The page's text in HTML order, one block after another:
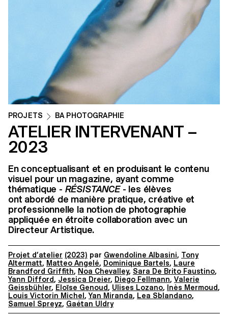
PROJETS BA PHOTOGRAPHIE
ATELIER INTERVENANT –
2023
En conceptualisant et en produisant le contenu
visuel pour un magazine, ayant comme
thématique - RÉSISTANCE- les élèves
ont abordé de manière pratique, créative et
professionnelle la notion de photographie
appliquée en étroite collaboration avec un
Directeur Artistique.
Projet d’atelier (2023) par Gwendoline Albasini, Tony
Altermatt, Matteo Angelé, Dominique Bartels, Laure
Brandford Griffith, Noa Chevalley, Sara De Brito Faustino,
Yann Difford, Jessica Dreier, Diego Fellmann, Valerie
Geissbühler, Eloïse Genoud, Ulises Lozano, Inès Mermoud,
Louis Victorin Michel ,Yan Miranda, Lea Sblandano,
Samuel Spreyz, Gaétan Uldry